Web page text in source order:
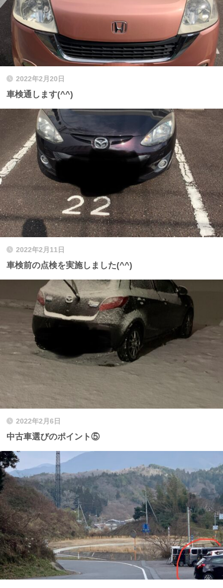
2022年2月20日
車検通します(^^)
2022年2月11日
車検前の点検を実施しました(^^)
2022年2月6日
中古車選びのポイント⑤